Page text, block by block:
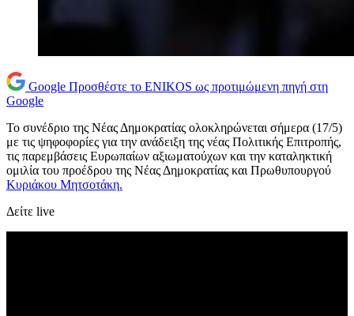
Google Προσθέστε το ENIKOS ως προτιμώμενη πηγή στη
Google
Το συνέδριο της Νέας Δημοκρατίας ολοκληρώνεται σήμερα (17/5)
με τις ψηφοφορίες για την ανάδειξη της νέας Πολιτικής Επιτροπής,
τις παρεμβάσεις Ευρωπαίων αξιωματούχων και την καταληκτική
ομιλία του προέδρου της Νέας Δημοκρατίας και Πρωθυπουργού
Κυριάκου Μητσοτάκη.
Δείτε live